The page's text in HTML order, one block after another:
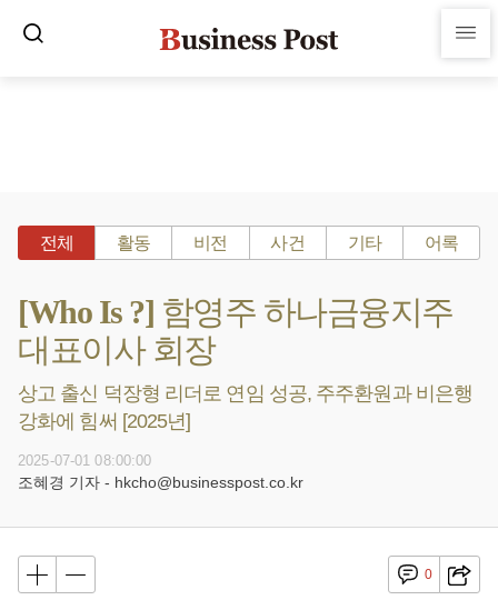
전체 활동 비전 사건 기타 어록
[Who Is ?] 함영주 하나금융지주
대표이사 회장
상고 출신 덕장형 리더로 연임 성공, 주주환원과 비은행
강화에 힘써 [2025년]
2025-07-01 08:00:00
조혜경 기자 - hkcho@businesspost.co.kr
0